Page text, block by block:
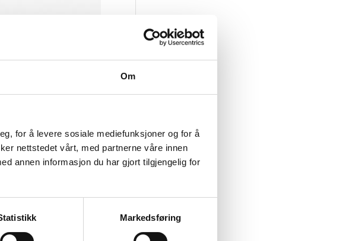
Om
for å levere sosiale mediefunksjoner og for å
nettstedet vårt, med partnerne våre innen
annen informasjon du har gjort tilgjengelig for
Markedsføring